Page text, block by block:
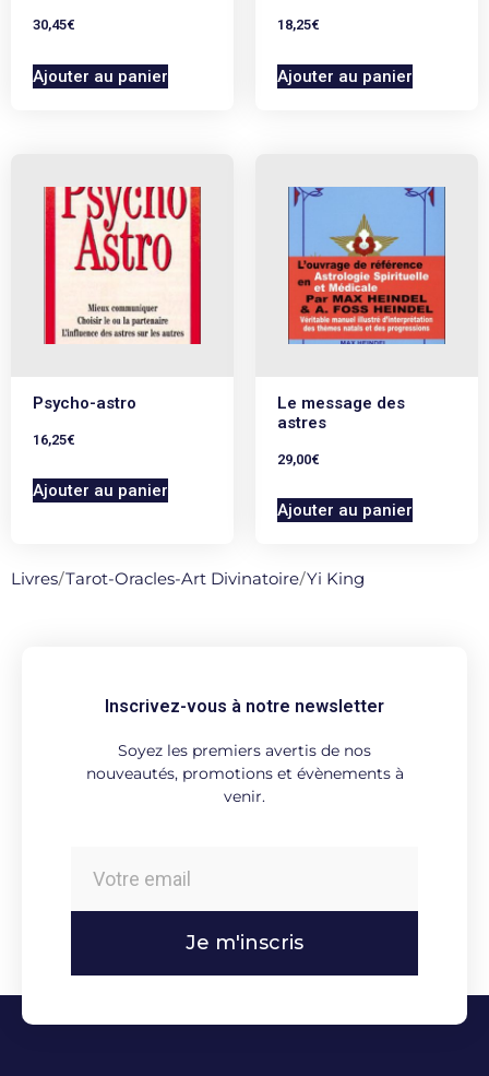
30,45€
Ajouter au panier
18,25€
Ajouter au panier
Psycho-astro
16,25€
Ajouter au panier
Le message des
astres
29,00€
Ajouter au panier
Livres/Tarot-Oracles-Art Divinatoire/Yi King
Inscrivez-vous à notre newsletter
Soyez les premiers avertis de nos
nouveautés, promotions et évènements à
venir.
Je m'inscris